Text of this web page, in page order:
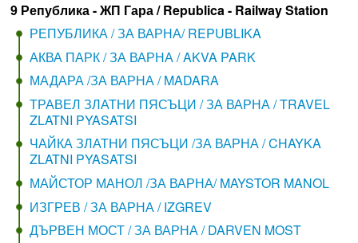
9 Република - ЖП Гара / Republica - Railway Station
РЕПУБЛИКА / ЗА ВАРНА/ REPUBLIKA
АКВА ПАРК / ЗА ВАРНА / AKVA PARK
МАДАРА /ЗА ВАРНА / MADARA
ТРАВЕЛ ЗЛАТНИ ПЯСЪЦИ / ЗА ВАРНА / TRAVEL
ZLATNI PYASATSI
ЧАЙКА ЗЛАТНИ ПЯСЪЦИ /ЗА ВАРНА / CHAYKA
ZLATNI PYASATSI
МАЙСТОР МАНОЛ /ЗА ВАРНА/ MAYSTOR MANOL
ИЗГРЕВ / ЗА ВАРНА / IZGREV
ДЪРВЕН МОСТ / ЗА ВАРНА / DARVEN MOST